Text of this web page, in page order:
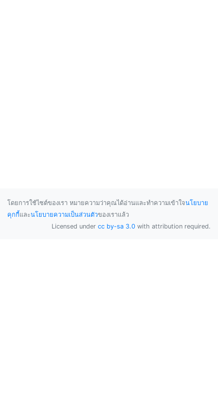
โดยการใช้ไซต์ของเรา หมายความว่าคุณได้อ่านและทำความเข้าใจนโยบาย
คุกกี้และนโยบายความเป็นส่วนตัวของเราแล้ว
Licensed under cc by-sa 3.0 with attribution required.